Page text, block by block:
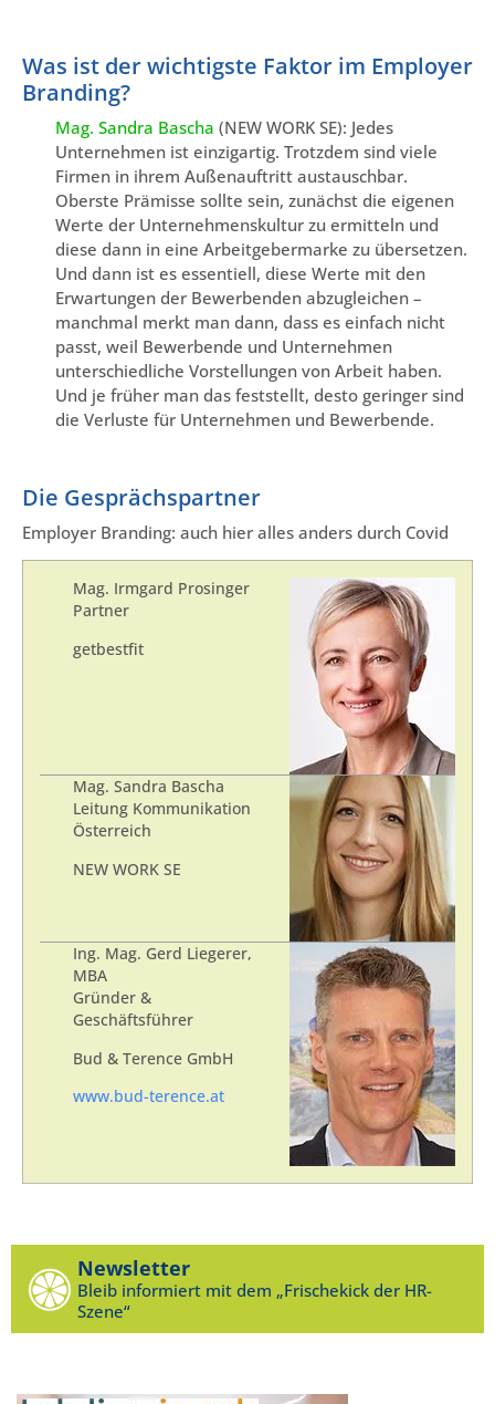
Was ist der wichtigste Faktor im Employer
Branding?
Mag. Sandra Bascha (NEW WORK SE): Jedes
Unternehmen ist einzigartig. Trotzdem sind viele
Firmen in ihrem Außenauftritt austauschbar.
Oberste Prämisse sollte sein, zunächst die eigenen
Werte der Unternehmenskultur zu ermitteln und
diese dann in eine Arbeitgebermarke zu übersetzen.
Und dann ist es essentiell, diese Werte mit den
Erwartungen der Bewerbenden abzugleichen –
manchmal merkt man dann, dass es einfach nicht
passt, weil Bewerbende und Unternehmen
unterschiedliche Vorstellungen von Arbeit haben.
Und je früher man das feststellt, desto geringer sind
die Verluste für Unternehmen und Bewerbende.
Die Gesprächspartner
Employer Branding: auch hier alles anders durch Covid
Mag. Irmgard Prosinger
Partner
getbestfit
Mag. Sandra Bascha
Leitung Kommunikation
Österreich
NEW WORK SE
Ing. Mag. Gerd Liegerer,
MBA
Gründer &
Geschäftsführer
Bud & Terence GmbH
www.bud-terence.at
Newsletter
Bleib informiert mit dem „Frischekick der HR-
Szene“